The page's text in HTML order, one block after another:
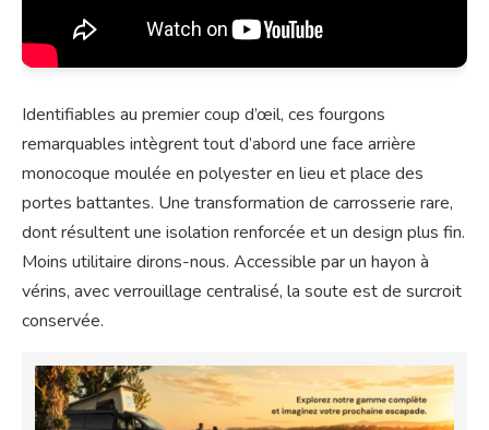
Identifiables au premier coup d’œil, ces fourgons
remarquables intègrent tout d’abord une face arrière
monocoque moulée en polyester en lieu et place des
portes battantes. Une transformation de carrosserie rare,
dont résultent une isolation renforcée et un design plus fin.
Moins utilitaire dirons-nous. Accessible par un hayon à
vérins, avec verrouillage centralisé, la soute est de surcroit
conservée.